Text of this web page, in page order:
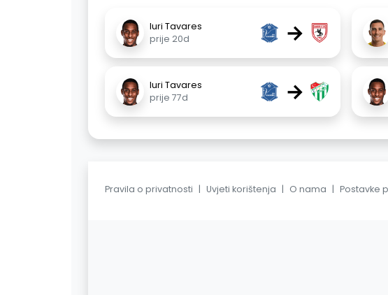
Iuri Tavares
prije 20d
→
Iuri Tavares
prije 77d
→
Pravila o privatnosti | Uvjeti korištenja | O nama | Postavke